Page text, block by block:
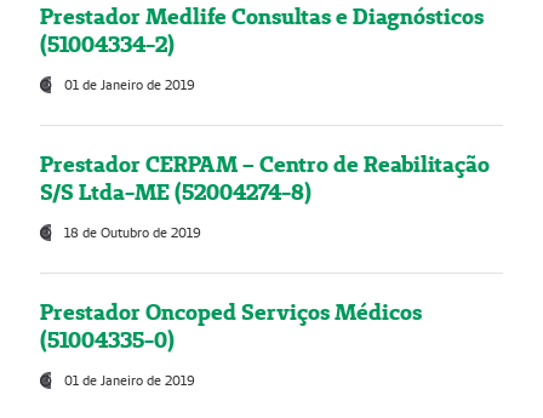
Prestador Medlife Consultas e Diagnósticos
(51004334-2)
01 de Janeiro de 2019
Prestador CERPAM – Centro de Reabilitação
S/S Ltda-ME (52004274-8)
18 de Outubro de 2019
Prestador Oncoped Serviços Médicos
(51004335-0)
01 de Janeiro de 2019